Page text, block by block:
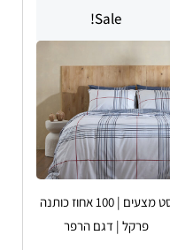
Sale!
סט מצעים | 100 אחוז כותנה
פרקל | דגם הרפר
עדיש
מספר
סוגים.
ניתן
לבחור
את
בעמוד
המוצר